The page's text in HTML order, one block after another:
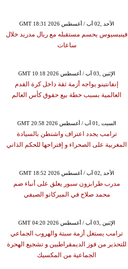
GMT 18:31 2026 الأحد ,02 آب / أغسطس
فينيسيوس يحسم مستقبله مع ريال مدريد خلال
ساعات
GMT 10:18 2026 الإثنين ,03 آب / أغسطس
إنفانتينو يواجه أزمة ثقة داخل كرة القدم
العالمية بسبب خطة بيع حقوق كأس العالم
GMT 20:58 2026 السبت ,01 آب / أغسطس
ترامب يجدد اعتراف واشنطن بالسيادة
المغربية على الصحراء و إقتراحها للحكم الذاتي
GMT 18:52 2026 الأحد ,02 آب / أغسطس
مدرب طرابزون سبور يعلق على أنباء ضم
محمد صلاح في الميركاتو الصيفي
GMT 04:20 2026 الإثنين ,03 آب / أغسطس
ترامب يستغل أزمة سبتة والهروب الجماعي
للتحذير من فوز الديمقراطيين و تشجيع الهحرة
الجماعية من المكسيك